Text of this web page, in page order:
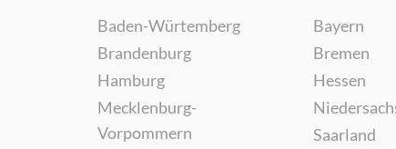
Baden-Würtemberg
Brandenburg
Hamburg
Mecklenburg-
Vorpommern
Bayern
Bremen
Hessen
Saarland